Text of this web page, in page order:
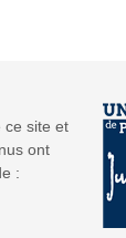
oo
ce site et
ont
: